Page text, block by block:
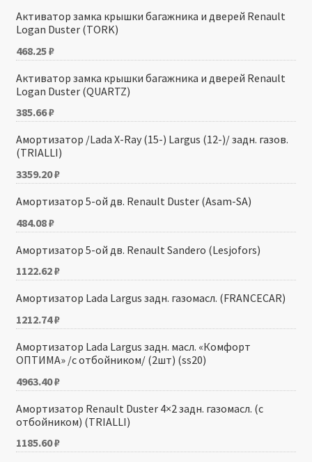
Активатор замка крышки багажника и дверей Renault
Logan Duster (TORK)
468.25₽
Активатор замка крышки багажника и дверей Renault
Logan Duster (QUARTZ)
385.66₽
Амортизатор /Lada X-Ray (15-) Largus (12-)/ задн. газов.
(TRIALLI)
3359.20₽
Амортизатор 5-ой дв. Renault Duster (Asam-SA)
484.08₽
Амортизатор 5-ой дв. Renault Sandero (Lesjofors)
1122.62₽
Амортизатор Lada Largus задн. газомасл. (FRANCECAR)
1212.74₽
Амортизатор Lada Largus задн. масл. «Комфорт
ОПТИМА» /с отбойником/ (2шт) (ss20)
4963.40₽
Амортизатор Renault Duster 4×2 задн. газомасл. (с
отбойником) (TRIALLI)
1185.60₽